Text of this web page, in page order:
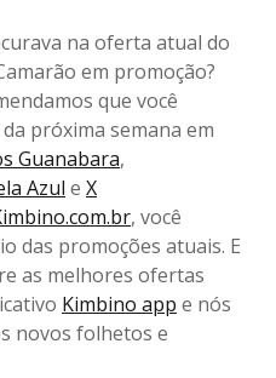
na oferta atual do
em promoção?
que você
próxima semana em
Guanabara,
Azul e X
, você
das promoções atuais. E
as melhores ofertas
Kimbino app e nós
novos folhetos e